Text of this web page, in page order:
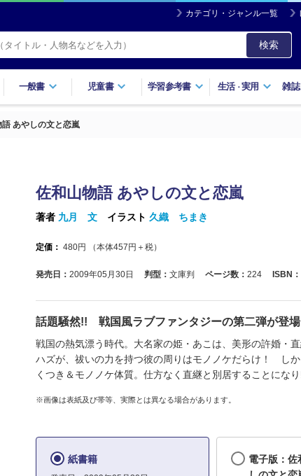
カテゴリ・ジャンル一覧
検索
一般書 児童書 学習参考書 生活・実用 雑誌
あやしの文と恋嵐
佐和山物語 あやしの文と恋嵐
著者 九月 文 イラスト 久織 ちまき
定価： 480円 （本体457 円＋税）
発売日： 2009年05月30日 判型： 文庫判 ページ数： 224 ISBN：
話題騒然!! 戦国風ラブファンタジーの第二弾が登
戦国の熱気漂う時代。大名家の姫・あこは、美形の許婚・
ハズが、祓いの力を持つ彼の周りはモノノケだらけ！ し
くつき＆モノノケ体質。仕方なく直継と別居することにな
※画像は表紙及び帯等、実際とは異なる場合があります。
紙書籍
電子版：